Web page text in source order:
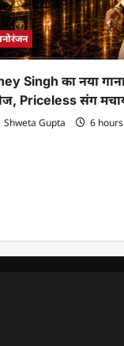
Singh का नया
Priceless संग
Shweta Gupta 6